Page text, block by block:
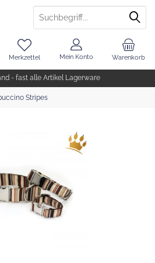
- fast alle Artikel Lagerware
Warenkorb
Merkzettel Mein Konto
Stripes